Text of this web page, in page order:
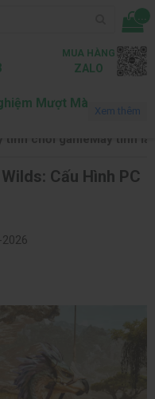
...
MUA HÀNG
ZALO
Nghệ
tính chơi gameMáy tính
Cấu Hình PC
Mượt Mà
Xem thêm